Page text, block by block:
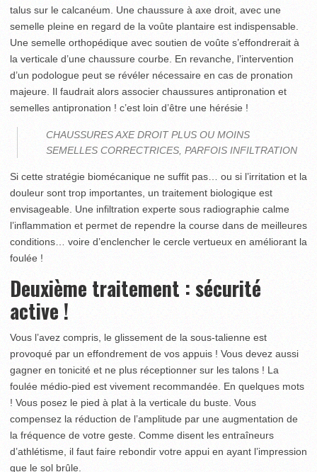
talus sur le calcanéum. Une chaussure à axe droit, avec une
semelle pleine en regard de la voûte plantaire est indispensable.
Une semelle orthopédique avec soutien de voûte s’effondrerait à
la verticale d’une chaussure courbe. En revanche, l’intervention
d’un podologue peut se révéler nécessaire en cas de pronation
majeure. Il faudrait alors associer chaussures antipronation et
semelles antipronation ! c’est loin d’être une hérésie !
CHAUSSURES AXE DROIT PLUS OU MOINS
SEMELLES CORRECTRICES, PARFOIS INFILTRATION
Si cette stratégie biomécanique ne suffit pas… ou si l’irritation et la
douleur sont trop importantes, un traitement biologique est
envisageable. Une infiltration experte sous radiographie calme
l’inflammation et permet de rependre la course dans de meilleures
conditions… voire d’enclencher le cercle vertueux en améliorant la
foulée !
Deuxième traitement : sécurité
active !
Vous l’avez compris, le glissement de la sous-talienne est
provoqué par un effondrement de vos appuis ! Vous devez aussi
gagner en tonicité et ne plus réceptionner sur les talons ! La
foulée médio-pied est vivement recommandée. En quelques mots
! Vous posez le pied à plat à la verticale du buste. Vous
compensez la réduction de l’amplitude par une augmentation de
la fréquence de votre geste. Comme disent les entraîneurs
d’athlétisme, il faut faire rebondir votre appui en ayant l’impression
que le sol brûle.